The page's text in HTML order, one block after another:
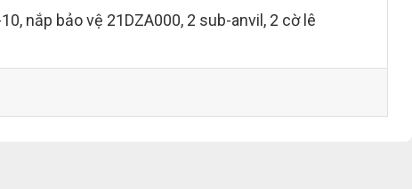
nắp bảo vệ 21DZA000, 2 sub-anvil, 2 cờ lê